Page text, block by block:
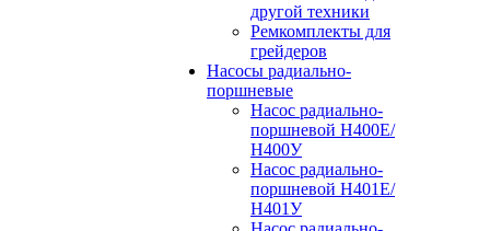
другой техники
Ремкомплекты для
грейдеров
Насосы радиально-
поршневые
Насос радиально-
поршневой Н400Е/
Н400У
Насос радиально-
поршневой Н401Е/
Н401У